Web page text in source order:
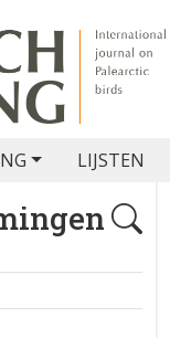
LIJSTEN